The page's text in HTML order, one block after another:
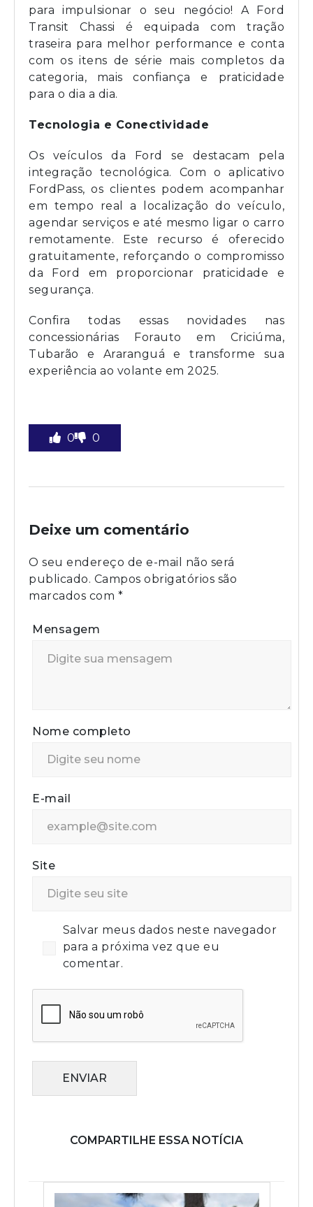
para impulsionar o seu negócio! A Ford
Transit Chassi é equipada com tração
traseira para melhor performance e conta
com os itens de série mais completos da
categoria, mais confiança e praticidade
para o dia a dia.
Tecnologia e Conectividade
Os veículos da Ford se destacam pela
integração tecnológica. Com o aplicativo
FordPass, os clientes podem acompanhar
em tempo real a localização do veículo,
agendar serviços e até mesmo ligar o carro
remotamente. Este recurso é oferecido
gratuitamente, reforçando o compromisso
da Ford em proporcionar praticidade e
segurança.
Confira todas essas novidades nas
concessionárias Forauto em Criciúma,
Tubarão e Araranguá e transforme sua
experiência ao volante em 2025.
0 0
Deixe um comentário
O seu endereço de e-mail não será
publicado. Campos obrigatórios são
marcados com *
Mensagem
Nome completo
E-mail
Site
Salvar meus dados neste navegador
para a próxima vez que eu
comentar.
ENVIAR
COMPARTILHE ESSA NOTÍCIA